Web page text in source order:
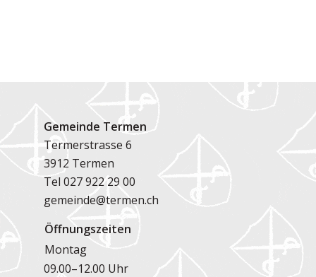
Gemeinde Termen
Termerstrasse 6
3912 Termen
Tel027 922 29 00
gemeinde@termen.ch
Öffnungszeiten
Montag
09.00–12.00 Uhr